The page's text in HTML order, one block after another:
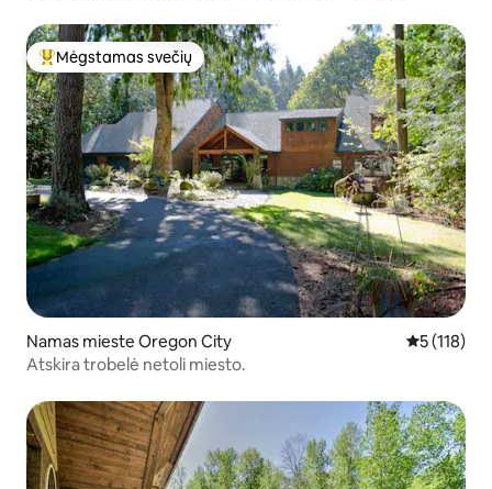
Svečių mėgstamiausias
Mėgstamas svečių
Namas mieste Oregon City Vidutinis
5 (118)
Atskira trobelė netoli miesto.